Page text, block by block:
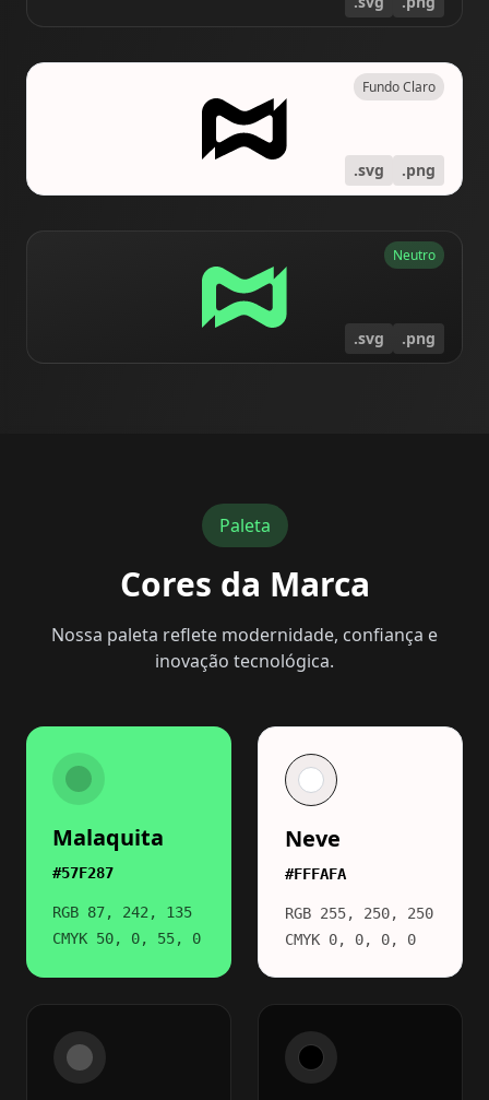
Fundo Claro
.svg .png
Neutro
.svg .png
Paleta
Cores da Marca
Nossa paleta reflete modernidade, confiança e
inovação tecnológica.
Malaquita
#57F287
RGB 87, 242, 135
CMYK 50, 0, 55, 0
Neve
#FFFAFA
RGB 255, 250, 250
CMYK 0, 0, 0, 0